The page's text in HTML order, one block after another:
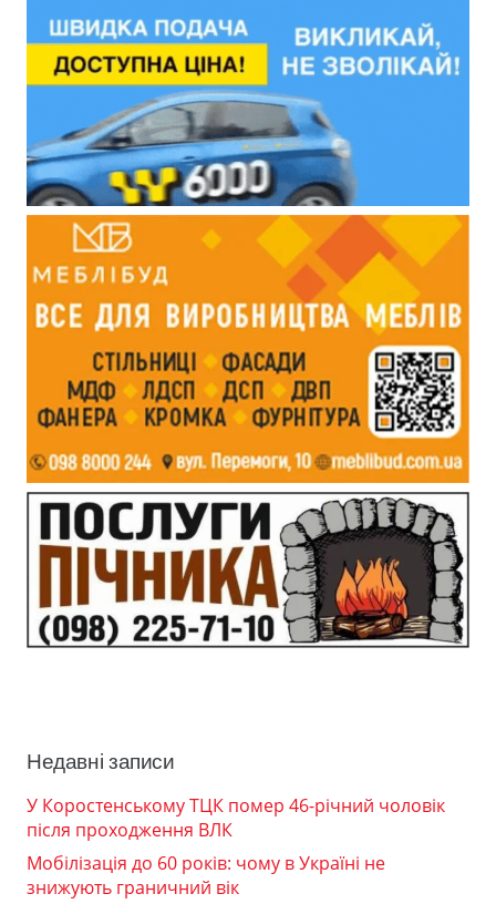
Недавні записи
У Коростенському ТЦК помер 46-річний чоловік
після проходження ВЛК
Мобілізація до 60 років: чому в Україні не
знижують граничний вік